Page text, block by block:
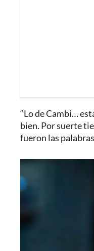
“Lo de Cambi…
bien. Por suerte
fueron las